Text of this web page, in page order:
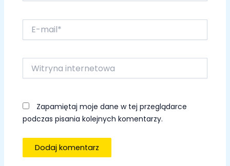
mail*
Witryna
internetowa
Zapamiętaj moje dane w tej przeglądarce
podczas pisania kolejnych komentarzy.